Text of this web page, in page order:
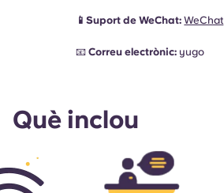
📱Suport de WeChat: WeChat
📧Correu electrònic: yugo
Què inclou